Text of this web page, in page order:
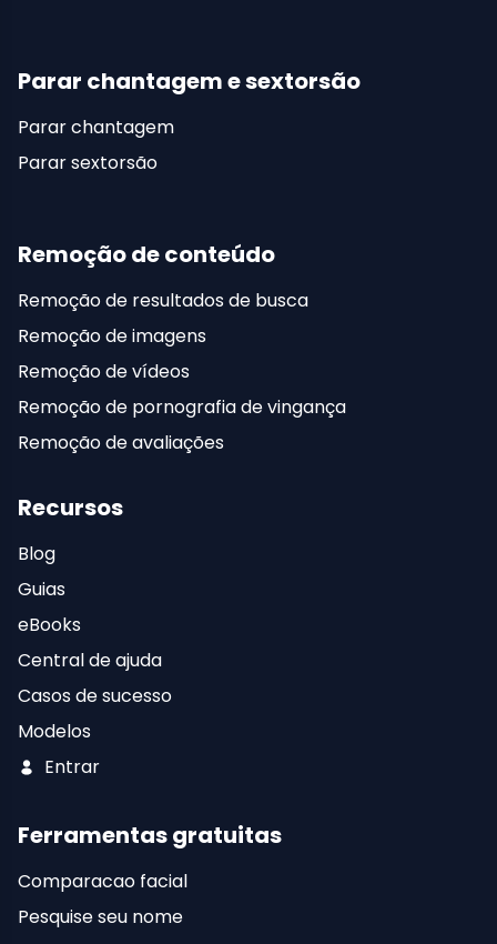
Parar chantagem e sextorsão
Parar chantagem
Parar sextorsão
Remoção de conteúdo
Remoção de resultados de busca
Remoção de imagens
Remoção de vídeos
Remoção de pornografia de vingança
Remoção de avaliações
Recursos
Blog
Guias
eBooks
Central de ajuda
Casos de sucesso
Modelos
Entrar
Ferramentas gratuitas
Comparacao facial
Pesquise seu nome